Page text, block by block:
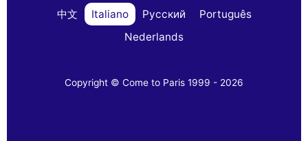
中文
Italiano Русский
Português
Nederlands
Copyright © Come to Paris 1999 - 2026